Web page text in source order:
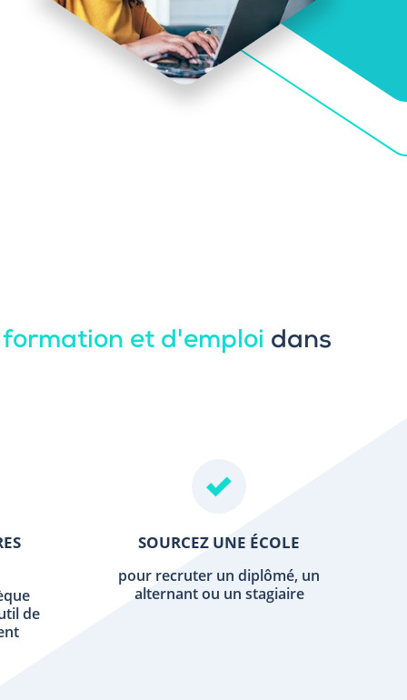
et d'emploi dans
de
SOURCEZ UNE ÉCOLE
pour recruter un diplômé, un
alternant ou un stagiaire